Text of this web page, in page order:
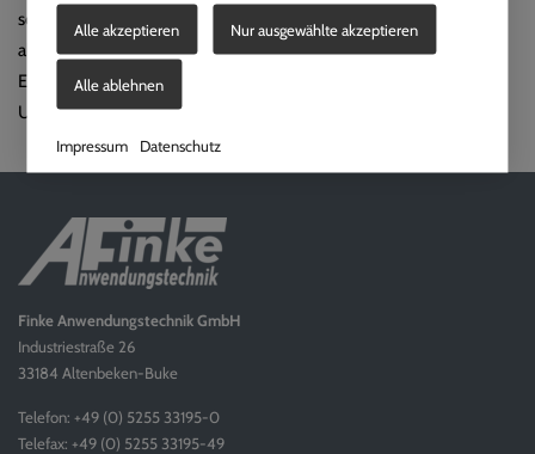
Alle akzeptieren Nur ausgewählte akzeptieren
Alle ablehnen
Impressum Datenschutz
schonender Umgang mit natürlichen Ressourcen, emissions- und
abfallarme Produktionstechniken, sowie die Reduzierung unseres
Energieverbrauches, machen ein zukunftsorientiertes
Unternehmen aus.
Finke Anwendungstechnik GmbH
Industriestraße 26
33184 Altenbeken-Buke
Telefon: +49 (0) 5255 33195-0
Telefax: +49 (0) 5255 33195-49